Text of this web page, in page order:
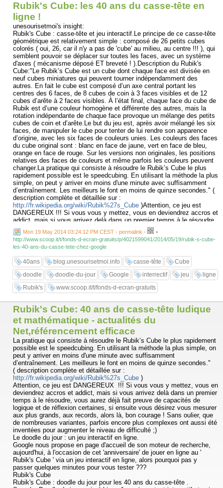
Rubik's Cube: les 40 ans du casse-tête en
ligne !
unesourisetmoi's insight:
Rubik's Cube : casse-tête et jeu interactif.Le principe de ce casse-tête
géométrique est relativement simple : composé de 26 petits cubes
colorés ( oui, 26, car il n'y a pas de 'cube' au milieu, au centre !!! ), qui
semblent pouvoir se déplacer sur toutes les faces, avec un système
d'axes ( mécanisme déposé ET breveté ! ).Description du Rubik's
Cube:"Le Rubik’s Cube est un cube dont chaque face est divisée en
neuf cubes miniatures qui peuvent tourner indépendamment des
autres. En fait le cube est composé d’un axe central portant les
centres des 6 faces, de 8 cubes de coin à 3 faces visibles et de 12
cubes d’arête à 2 faces visibles. À l’état final, chaque face du cube de
Rubik est d’une couleur homogène et différente des autres, mais la
rotation indépendante de chaque face provoque un mélange des petits
cubes de coin et d’arête.Le but du jeu est, après avoir mélangé les six
faces, de manipuler le cube pour tenter de lui rendre son apparence
d’origine, avec les six faces de couleurs unies. Les couleurs des faces
du cube original sont : blanc en face de jaune, vert en face de bleu,
orange en face de rouge. Sur les versions non originales, les positions
relatives des faces de couleurs et même parfois les couleurs peuvent
changer.La pratique qui consiste à résoudre le Rubik’s Cube le plus
rapidement possible est le speedcubing. En utilisant la méthode la plus
simple, on peut y arriver en moins d'une minute avec suffisamment
d’entraînement. Les meilleurs le font en moins de quinze secondes." (
description complète et détaillée sur :
http://fr.wikipedia.org/wiki/Rubik%27s_Cube )Attention, ce jeu est
DANGEREUX !!! Si vous vous y mettez, vous en deviendrez accros et
addict, mais si vous arrivez delà dans un premier temps à le résoudre,
vous aurez déjà fait preuve de capacités de logique et de réflexion
certaines, si ensuite vous désirez vous mesurer aux plus grands, aux
records, alors là, bon courage ! Sans oulier, que de nombreuses
variantes, parfois encore plus complexes ont aussi été inventées pour
augmenter le niveau de difficulté ;)
....
Mon 19 May 2014 03:24:12 PM CEST - permalink - -
http://www.scoop.it/t/fonds-d-ecran-gratuits/p/4021599041/2014/05/19/rubik-s-cube-
les-40-ans-du-casse-tete-chez-google
40ans blog.unesourisetmoi.info casse-tête
Cube
doodle
doodle-du-jour Google interrectif jeu
ligne
Rubik's
www.scoop.it/t/fonds-d-ecran-gratuits
Rubik's Cube: 40 ans de casse-tête ludique
et mathématique - actualités du
Net,référencement efficace
La pratique qui consiste à résoudre le Rubik’s Cube le plus rapidement
possible est le speedcubing. En utilisant la méthode la plus simple, on
peut y arriver en moins d'une minute avec suffisamment
d’entraînement. Les meilleurs le font en moins de quinze secondes."
( description complète et détaillée sur :
http://fr.wikipedia.org/wiki/Rubik%27s_Cube )
Attention, ce jeu est DANGEREUX !!! Si vous vous y mettez, vous en
deviendrez accros et addict, mais si vous arrivez delà dans un premier
temps à le résoudre, vous aurez déjà fait preuve de capacités de
logique et de réflexion certaines, si ensuite vous désirez vous mesurer
aux plus grands, aux records, alors là, bon courage ! Sans oulier, que
de nombreuses variantes, parfois encore plus complexes ont aussi été
inventées pour augmenter le niveau de difficulté ;)
Le doodle du jour : un jeu interactif en ligne.
Google nous propose en page d'accueil de son moteur de recherche,
aujourd'hui, à l'occasion de cet 'anniversaire' de jouer en ligne au '
Rubik's Cube ' via un jeu interactif en ligne, alors pourquoi pas y
passer quelques minutes pour vous tester ???
Rubik's Cube
Rubik's Cube : doodle du jour pour les 40 ans du casse-tête .